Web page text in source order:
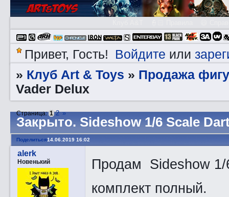
Привет, Гость! Войдите или
» Клуб Art & Toys » Продажа
Vader Delux
Закрытo. Sideshow 1/6 Scale
Страница:1 2 »
Поделиться14.06.2019 16:02
alerk
Новенький
Продам Sideshow 1/
комплект полный.